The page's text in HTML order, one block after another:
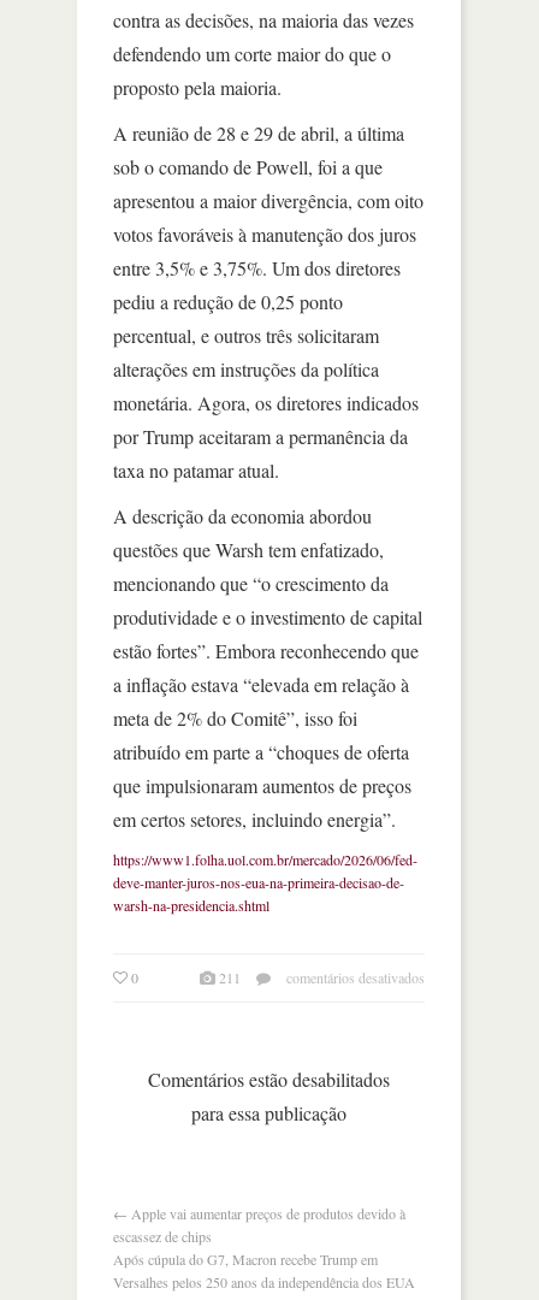
contra as decisões, na maioria das vezes
defendendo um corte maior do que o
proposto pela maioria.
A reunião de 28 e 29 de abril, a última
sob o comando de Powell, foi a que
apresentou a maior divergência, com oito
votos favoráveis à manutenção dos juros
entre 3,5% e 3,75%. Um dos diretores
pediu a redução de 0,25 ponto
percentual, e outros três solicitaram
alterações em instruções da política
monetária. Agora, os diretores indicados
por Trump aceitaram a permanência da
taxa no patamar atual.
A descrição da economia abordou
questões que Warsh tem enfatizado,
mencionando que “o crescimento da
produtividade e o investimento de capital
estão fortes”. Embora reconhecendo que
a inflação estava “elevada em relação à
meta de 2% do Comitê”, isso foi
atribuído em parte a “choques de oferta
que impulsionaram aumentos de preços
em certos setores, incluindo energia”.
https://www1.folha.uol.com.br/mercado/2026/06/fed-
deve-manter-juros-nos-eua-na-primeira-decisao-de-
warsh-na-presidencia.shtml
0 211 comentários desativados
Comentários estão desabilitados
para essa publicação
← Apple vai aumentar preços de produtos devido à
escassez de chips
Após cúpula do G7, Macron recebe Trump em
Versalhes pelos 250 anos da independência dos EUA